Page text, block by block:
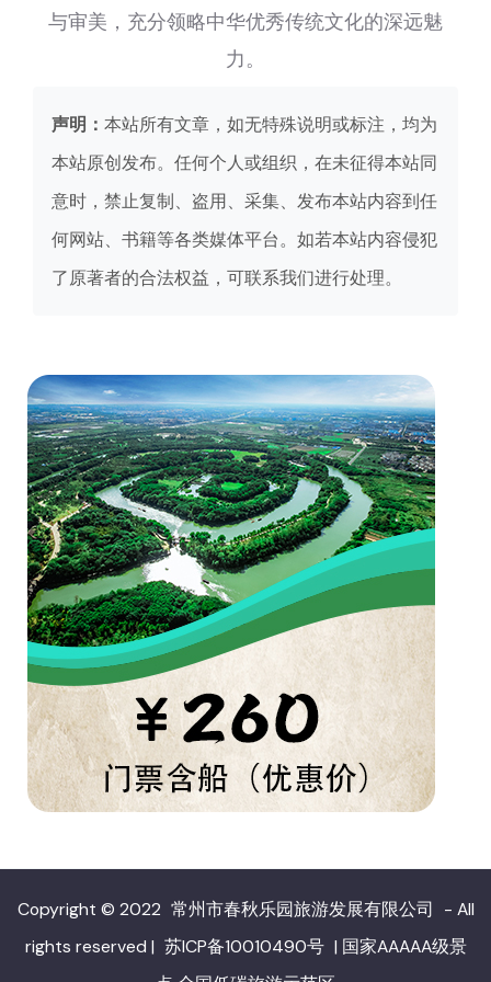
与审美，充分领略中华优秀传统文化的深远魅
力。
声明： 本站所有文章，如无特殊说明或标注，均为
本站原创发布。任何个人或组织，在未征得本站同
意时，禁止复制、盗用、采集、发布本站内容到任
何网站、书籍等各类媒体平台。如若本站内容侵犯
了原著者的合法权益，可联系我们进行处理。
Copyright © 2022 常州市春秋乐园旅游发展有限公司 - All
rights reserved | 苏ICP备10010490号 | 国家AAAAA级景